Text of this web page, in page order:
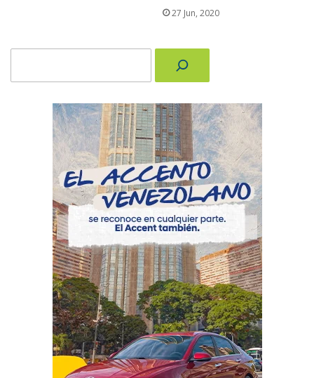
27 Jun, 2020